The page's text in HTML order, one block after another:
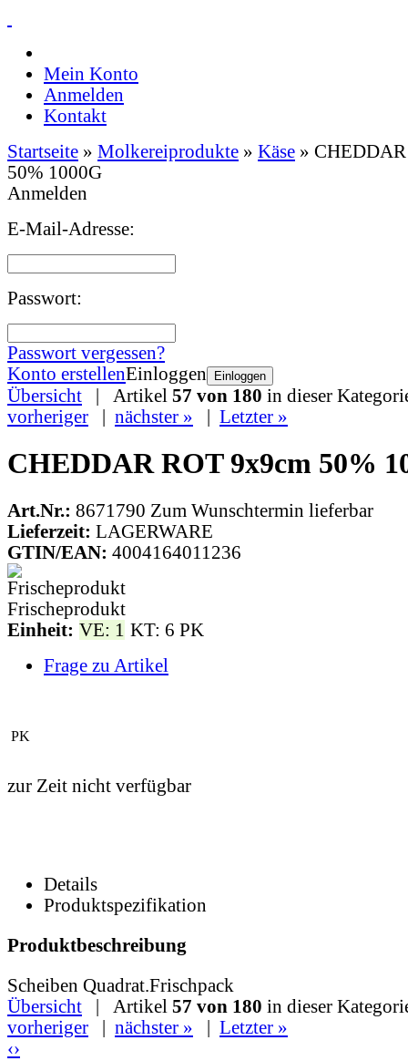
Mein Konto
Anmelden
Kontakt
Startseite » Molkereiprodukte » Käse »
50% 1000G
Anmelden
E-Mail-Adresse:
Passwort:
Passwort vergessen?
Konto erstellenEinloggen Einloggen
Übersicht | Artikel 57 von 180 in dieser
vorheriger
nächster » Letzter »
CHEDDAR ROT 9x9cm 50%
Art.Nr.: 8671790 Zum Wunschtermin lieferbar
Lieferzeit: LAGERWARE
GTIN/EAN: 4004164011236
Frischeprodukt
Einheit: VE: 1 KT: 6 PK
Frage zu Artikel
PK
zur Zeit nicht verfügbar
Details
Produktspezifikation
Produktbeschreibung
Scheiben Quadrat.Frischpack
Übersicht | Artikel 57 von 180 in dieser
vorheriger
nächster »
Letzter »
‹›